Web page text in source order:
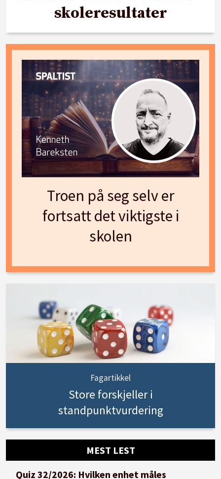
skoleresultater
Troen på seg selv er
fortsatt det viktigste i
skolen
Fagartikkel
Store forskjeller i
standpunktvurdering
MEST LEST
Quiz 32/2026: Hvilken enhet måles